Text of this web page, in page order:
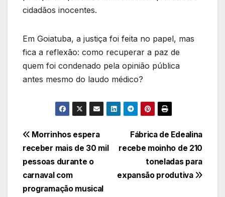
cidadãos inocentes.
Em Goiatuba, a justiça foi feita no papel, mas
fica a reflexão: como recuperar a paz de
quem foi condenado pela opinião pública
antes mesmo do laudo médico?
Navegação
de
Post
Fábrica de Edealina
recebe moinho de 210
toneladas para
expansão produtiva
Morrinhos espera
receber mais de 30 mil
pessoas durante o
carnaval com
programação musical